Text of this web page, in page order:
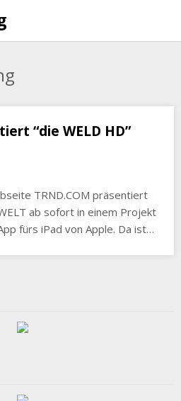
“die WELD HD”
TRND.COM präsentiert
ab sofort in einem Projekt
fürs iPad von Apple. Da ist…